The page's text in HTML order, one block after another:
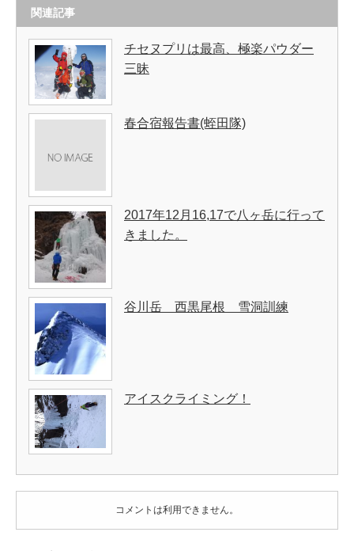
関連記事
チセヌプリは最高、極楽パウダー
三昧
春合宿報告書(蛭田隊)
2017年12月16,17で八ヶ岳に行って
きました。
谷川岳 西黒尾根 雪洞訓練
アイスクライミング！
コメントは利用できません。